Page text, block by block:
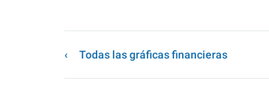
Todas las gráficas financieras